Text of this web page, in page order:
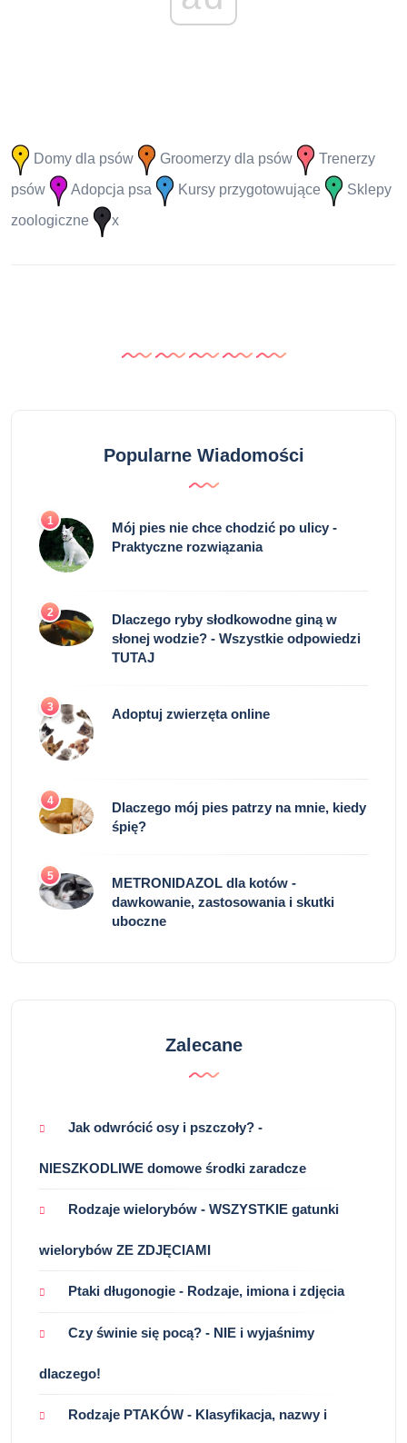
Domy dla psów Groomerzy dla psów
Trenerzy
psów
Adopcja psa Kursy przygotowujące
Sklepy
zoologiczne
x
Popularne Wiadomości
1
Mój pies nie chce chodzić po ulicy -
Praktyczne rozwiązania
2
Dlaczego ryby słodkowodne giną w
słonej wodzie? - Wszystkie odpowiedzi
TUTAJ
3 Adoptuj zwierzęta online
4
Dlaczego mój pies patrzy na mnie, kiedy
śpię?
5
METRONIDAZOL dla kotów -
dawkowanie, zastosowania i skutki
uboczne
Zalecane
Jak odwrócić osy i pszczoły? -
NIESZKODLIWE domowe środki zaradcze
Rodzaje wielorybów - WSZYSTKIE gatunki
wielorybów ZE ZDJĘCIAMI
Ptaki długonogie - Rodzaje, imiona i zdjęcia
Czy świnie się pocą? - NIE i wyjaśnimy
dlaczego!
Rodzaje PTAKÓW - Klasyfikacja, nazwy i